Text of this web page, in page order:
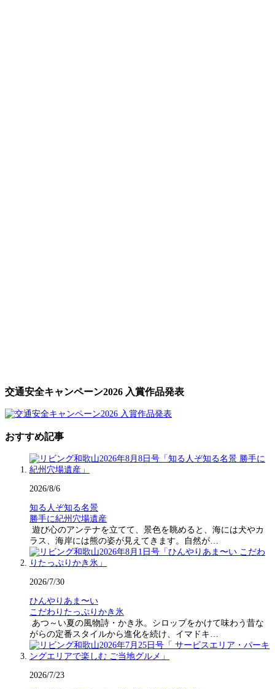
交通安全キャンペーン2026 入賞作品発表
おすすめ記事
2026/8/6
知る人ぞ知る名景
勝手に紀州穴場遺産
遊び心のアンテナを立てて、景色を眺めると、海には犬やカ
ラス、海岸には熊の姿が見えてきます。自然が…
2026/7/30
ひんやりあま〜い
こだわりたっぷりかき氷
あつ～い夏の風物詩・かき氷。シロップをかけて味わう昔な
がらの定番スタイルから進化を続け、イマドキ…
2026/7/23